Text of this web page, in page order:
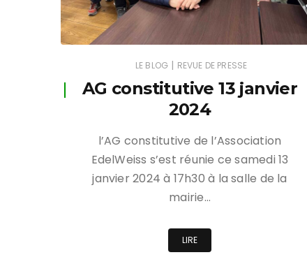
LE BLOG | REVUE DE PRESSE
AG constitutive 13 janvier
2024
l’AG constitutive de l’Association
EdelWeiss s’est réunie ce samedi 13
janvier 2024 à 17h30 à la salle de la
mairie…
LIRE